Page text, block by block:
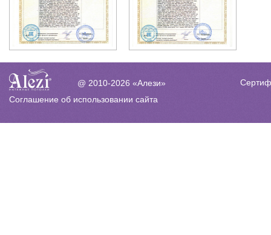
@ 2010-2026 «Алези»
Соглашение об использовании сайта